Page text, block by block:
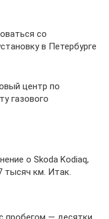
со
в Петербурге
центр по
газового
о Skoda Kodiaq,
тысяч км. Итак.